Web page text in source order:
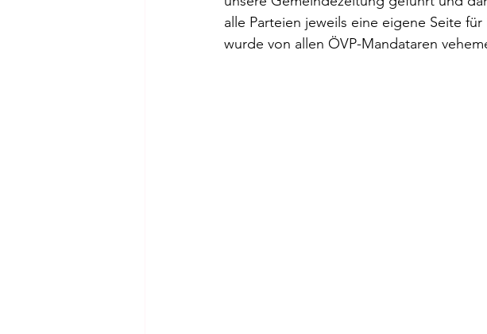
alle Parteien jeweils eine eigene Seite
wurde von allen ÖVP-Mandataren